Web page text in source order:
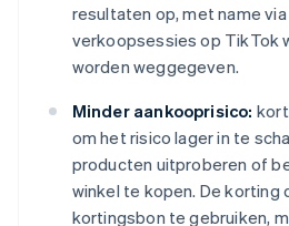
resultaten op, met name
verkoopsessies op TikTok
worden weggegeven.
Minder aankooprisico:
om het risico lager in te
producten uitproberen of
winkel te kopen. De korting
kortingsbon te gebruiken,